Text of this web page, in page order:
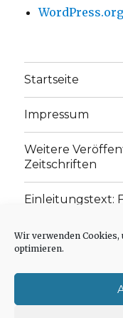
Wir verwenden Cookies,
optimieren.
WordPress.org
Startseite
Impressum
Weitere
Zeitschriften
Einleitungstext:
„schwachen
Cookie-Richtlinie